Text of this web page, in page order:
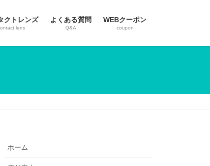
クトレンズ
lens
よくある質問
Q&A
WEBクーポン
coupon
ホーム